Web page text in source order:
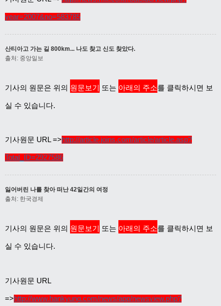
year=2007&no=583785
산티아고 가는 길 800km... 나도 찾고 신도 찾았다.
출처: 중앙일보
기사의 원문은 위의 원문보기 또는 아래의 주소를 클릭하시면 보
실 수 있습니다.
기사원문 URL =>http://article.joins.com/article/article.asp?
Total_ID=2927586
잃어버린 나를 찾아 떠난 42일간의 여정
출처: 한국경제
기사의 원문은 위의 원문보기 또는 아래의 주소를 클릭하시면 보
실 수 있습니다.
기사원문 URL
=>http://www.hankyung.com/news/app/newsview.php?